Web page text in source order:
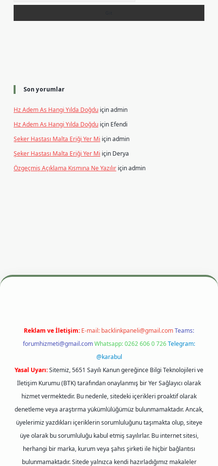
Son yorumlar
Hz Adem As Hangi Yılda Doğdu içinadmin
Hz Adem As Hangi Yılda Doğdu için Efendi
Şeker Hastası Malta Eriği Yer Mi içinadmin
Şeker Hastası Malta Eriği Yer Mi için Derya
Özgeçmiş Açıklama Kısmına Ne Yazılır içinadmin
betexper.xyzm elexbet
Reklam ve İletişim: E-mail: backlinkpaneli@gmail.comTeams:
forumhizmeti@gmail.comWhatsapp: 0262 606 0 726Telegram:
@karabul
Yasal Uyarı:Sitemiz, 5651 Sayılı Kanun gereğince Bilgi Teknolojileri ve
İletişim Kurumu (BTK) tarafından onaylanmış bir Yer Sağlayıcı olarak
hizmet vermektedir. Bu nedenle, sitedeki içerikleri proaktif olarak
denetleme veya araştırma yükümlülüğümüz bulunmamaktadır. Ancak,
üyelerimiz yazdıkları içeriklerin sorumluluğunu taşımakta olup, siteye
üye olarak bu sorumluluğu kabul etmiş sayılırlar. Bu internet sitesi,
herhangi bir marka, kurum veya şahıs şirketi ile hiçbir bağlantısı
bulunmamaktadır. Sitede yalnızca kendi hazırladığımız makaleler